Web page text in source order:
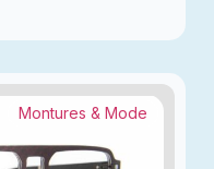
Montures & Mode